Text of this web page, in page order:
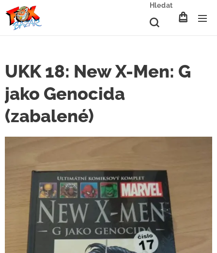
Hledat
UKK 18: New X-Men: G
jako Genocida
(zabalené)